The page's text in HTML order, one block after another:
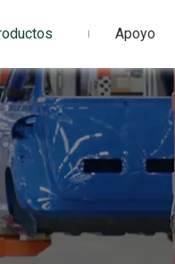
Apoyo